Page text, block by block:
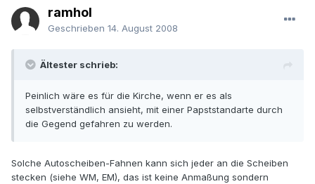
ramhol
Geschrieben 14. August 2008
Ältester schrieb:
Peinlich wäre es für die Kirche, wenn er es als
selbstverständlich ansieht, mit einer Papststandarte durch
die Gegend gefahren zu werden.
Solche Autoscheiben-Fahnen kann sich jeder an die Scheiben
stecken (siehe WM, EM), das ist keine Anmaßung sondern